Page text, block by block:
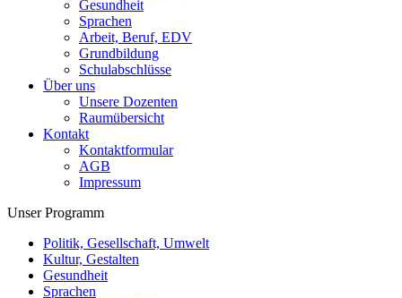
Gesundheit
Sprachen
Arbeit, Beruf, EDV
Grundbildung
Schulabschlüsse
Über uns
Unsere Dozenten
Raumübersicht
Kontakt
Kontaktformular
AGB
Impressum
Unser Programm
Politik, Gesellschaft, Umwelt
Kultur, Gestalten
Gesundheit
Sprachen